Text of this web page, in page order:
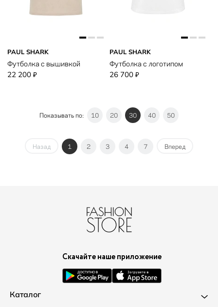
PAUL SHARK
Футболка с вышивкой
22 200 ₽
PAUL SHARK
Футболка с логотипом
26 700 ₽
Показывать по: 10 20 30 40 50
Назад 1 2 3 4 7 Вперед
Скачайте наше приложение
Каталог